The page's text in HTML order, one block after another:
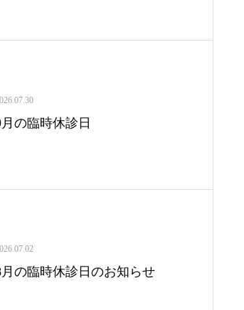
の臨時休診日
の臨時休診日のお知らせ